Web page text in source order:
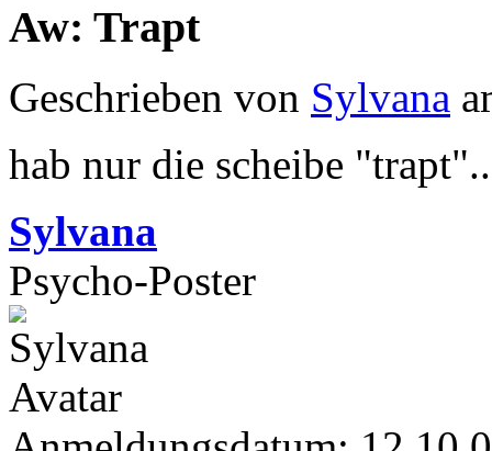
Aw: Trapt
Geschrieben von Sylvana
hab nur die scheibe
Sylvana
Psycho-Poster